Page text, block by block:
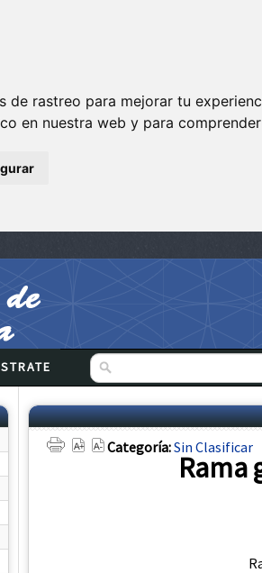
de rastreo para mejorar tu
en nuestra web y para
Categoría:Sin Clasificar
Rama